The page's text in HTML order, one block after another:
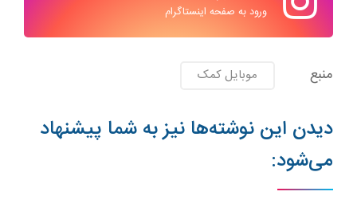
ورود به صفحه اینستاگرام
منبع موبایل کمک
دیدن این نوشته‌ها نیز به شما پیشنهاد
می‌شود: